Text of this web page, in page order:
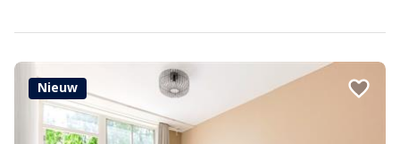
Nieuw